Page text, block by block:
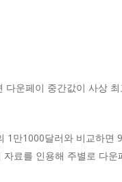
운페이 중간값이 사상
1만1000달러와 비교하면
자료를 인용해 주별로 다